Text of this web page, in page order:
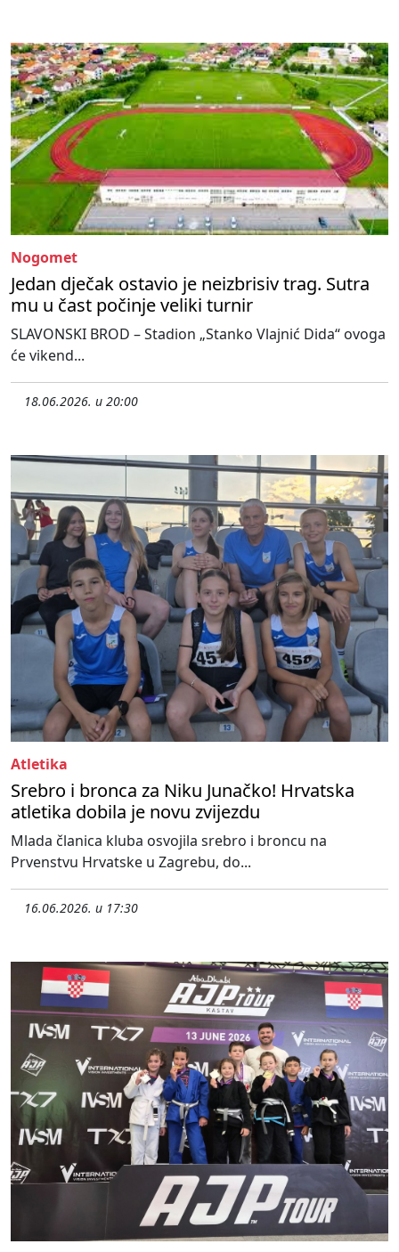
Nogomet
Jedan dječak ostavio je neizbrisiv trag. Sutra
mu u čast počinje veliki turnir
SLAVONSKI BROD – Stadion „Stanko Vlajnić Dida“ ovoga
će vikend...
18.06.2026. u 20:00
Atletika
Srebro i bronca za Niku Junačko! Hrvatska
atletika dobila je novu zvijezdu
Mlada članica kluba osvojila srebro i broncu na
Prvenstvu Hrvatske u Zagrebu, do...
16.06.2026. u 17:30